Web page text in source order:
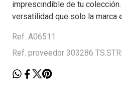
imprescindible de tu
versatilidad que solo la marca
Ref. A06511
Ref. proveedor 303286